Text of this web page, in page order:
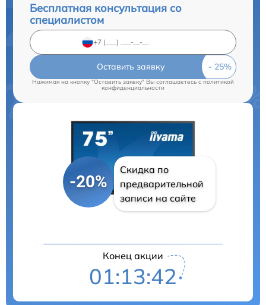
Бесплатная консультация со
специалистом
Оставить заявку
Нажимая на кнопку "Оставить заявку" Вы соглашаетесь cполитикой
конфиденциальности
-20%
Скидка по
предварительной
записи на сайте
Конец акции
01:13:42